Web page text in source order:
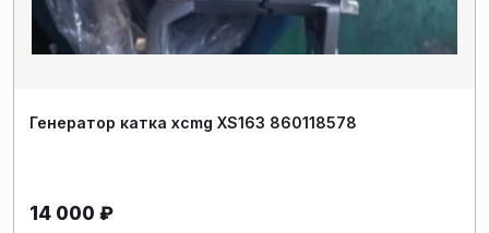
Генератор катка xcmg XS163 860118578
14 000 ₽